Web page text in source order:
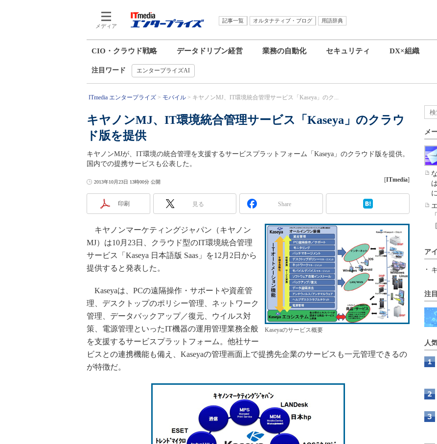
メディア
記事一覧 オルタナティブ・ブログ
用語辞典
CIO・クラウド戦略 データドリブン経営 業務の自動化 セキュリティ DX×組織
注目ワード エンタープライズAI
ITmedia エンタープライズ モバイル キヤノンMJ、IT環境統合管理サービス「Kaseya」のク...
キヤノンMJ、IT環境統合管理サービス「Kaseya」のクラウ
ド版を提供
キヤノンMJが、IT環境の統合管理を支援するサービスプラットフォーム「Kaseya」のクラウド版を提供。
国内での提携サービスも公表した。
2013年10月23日 13時00分 公開 [ITmedia]
印刷 見る Share
Kaseyaのサービス概要
キヤノンマーケティングジャパン（キヤノン
MJ）は10月23日、クラウド型のIT環境統合管理
サービス「Kaseya 日本語版 Saas」を12月2日から
提供すると発表した。
Kaseyaは、PCの遠隔操作・サポートや資産管
理、デスクトップのポリシー管理、ネットワーク
管理、データバックアップ／復元、ウイルス対
策、電源管理といったIT機器の運用管理業務全般
を支援するサービスプラットフォーム。他社サー
ビスとの連携機能も備え、Kaseyaの管理画面上で提携先企業のサービスも一元管理できるの
が特徴だ。
メ
ア
注
人